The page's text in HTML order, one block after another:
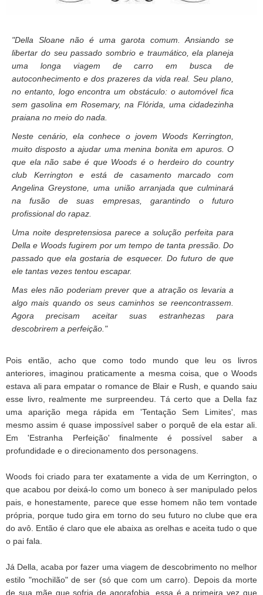
"Della Sloane não é uma garota comum. Ansiando se
libertar do seu passado sombrio e traumático, ela planeja
uma longa viagem de carro em busca de
autoconhecimento e dos prazeres da vida real. Seu plano,
no entanto, logo encontra um obstáculo: o automóvel fica
sem gasolina em Rosemary, na Flórida, uma cidadezinha
praiana no meio do nada.
Neste cenário, ela conhece o jovem Woods Kerrington,
muito disposto a ajudar uma menina bonita em apuros. O
que ela não sabe é que Woods é o herdeiro do country
club Kerrington e está de casamento marcado com
Angelina Greystone, uma união arranjada que culminará
na fusão de suas empresas, garantindo o futuro
profissional do rapaz.
Uma noite despretensiosa parece a solução perfeita para
Della e Woods fugirem por um tempo de tanta pressão. Do
passado que ela gostaria de esquecer. Do futuro de que
ele tantas vezes tentou escapar.
Mas eles não poderiam prever que a atração os levaria a
algo mais quando os seus caminhos se reencontrassem.
Agora precisam aceitar suas estranhezas para
descobrirem a perfeição."
Pois então, acho que como todo mundo que leu os livros
anteriores, imaginou praticamente a mesma coisa, que o Woods
estava ali para empatar o romance de Blair e Rush, e quando saiu
esse livro, realmente me surpreendeu. Tá certo que a Della faz
uma aparição mega rápida em 'Tentação Sem Limites', mas
mesmo assim é quase impossível saber o porquê de ela estar ali.
Em 'Estranha Perfeição' finalmente é possível saber a
profundidade e o direcionamento dos personagens.
Woods foi criado para ter exatamente a vida de um Kerrington, o
que acabou por deixá-lo como um boneco à ser manipulado pelos
pais, e honestamente, parece que esse homem não tem vontade
própria, porque tudo gira em torno do seu futuro no clube que era
do avô. Então é claro que ele abaixa as orelhas e aceita tudo o que
o pai fala.
Já Della, acaba por fazer uma viagem de descobrimento no melhor
estilo "mochilão" de ser (só que com um carro). Depois da morte
de sua mãe que sofria de agorafobia, essa é a primeira vez que